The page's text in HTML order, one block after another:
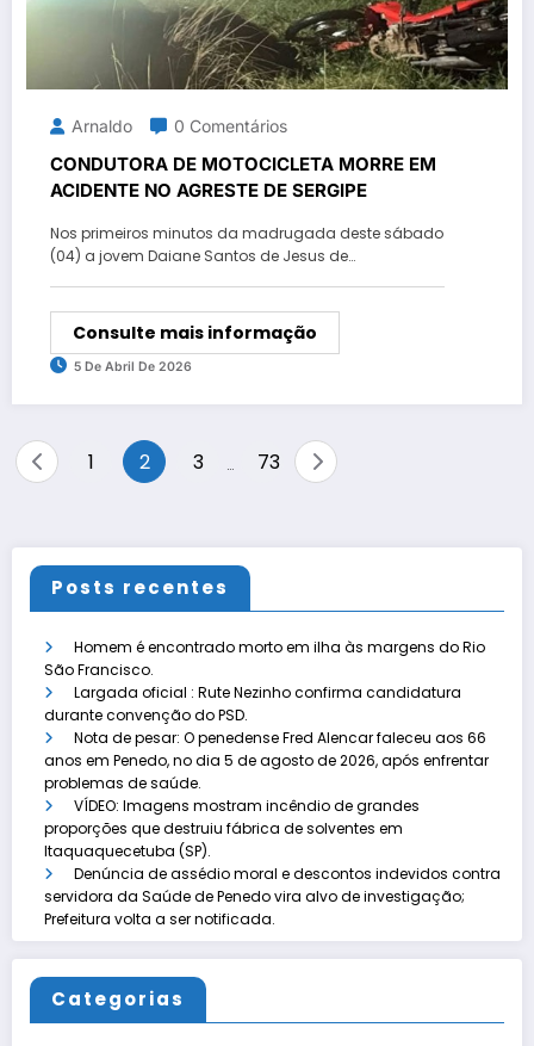
Arnaldo 0 Comentários
CONDUTORA DE MOTOCICLETA MORRE EM
ACIDENTE NO AGRESTE DE SERGIPE
Nos primeiros minutos da madrugada deste sábado
(04) a jovem Daiane Santos de Jesus de…
Consulte mais informação
5 De Abril De 2026
Paginação
1 2 3 73
Posts recentes
Homem é encontrado morto em ilha às margens do Rio
São Francisco.
Largada oficial : Rute Nezinho confirma candidatura
durante convenção do PSD.
Nota de pesar: O penedense Fred Alencar faleceu aos 66
anos em Penedo, no dia 5 de agosto de 2026, após enfrentar
problemas de saúde.
VÍDEO: Imagens mostram incêndio de grandes
proporções que destruiu fábrica de solventes em
Itaquaquecetuba (SP).
Denúncia de assédio moral e descontos indevidos contra
servidora da Saúde de Penedo vira alvo de investigação;
Prefeitura volta a ser notificada.
Categorias